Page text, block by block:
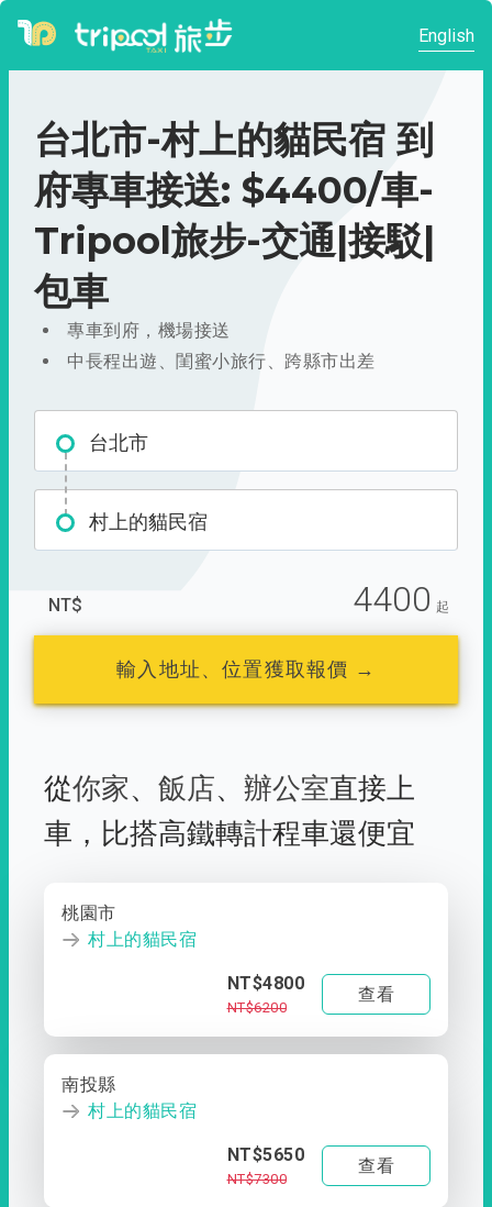
English
台北市-村上的貓民宿 到
府專車接送: $4400/車-
Tripool旅步-交通|接駁|
包車
專車到府，機場接送
中長程出遊、閨蜜小旅行、跨縣市出差
台北市
村上的貓民宿
NT$ 4400 起
輸入地址、位置獲取報價 →
從你家、 飯店、 辦公室直接上
車， 比搭高鐵轉計程車還便宜
桃園市
村上的貓民宿
NT$4800
NT$6200
查看
南投縣
村上的貓民宿
NT$5650
NT$7300
查看